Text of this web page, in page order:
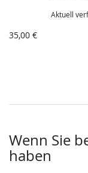
Aktuell
35,00 €
Wenn Sie
haben